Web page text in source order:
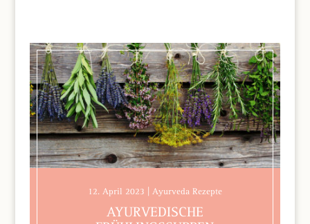
12. April 2023 | Ayurveda Rezepte
AYURVEDISCHE